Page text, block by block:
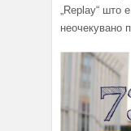
„Replay“ што
неочекувано